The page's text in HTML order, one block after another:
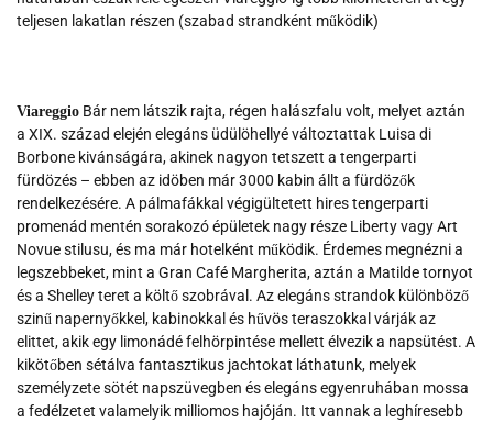
teljesen lakatlan részen (szabad strandként működik)
Viareggio Bár nem látszik rajta, régen halászfalu volt, melyet aztán
a XIX. század elején elegáns üdülöhellyé változtattak Luisa di
Borbone kivánságára, akinek nagyon tetszett a tengerparti
fürdözés – ebben az idöben már 3000 kabin állt a fürdözők
rendelkezésére. A pálmafákkal végigültetett hires tengerparti
promenád mentén sorakozó épületek nagy része Liberty vagy Art
Novue stilusu, és ma már hotelként működik. Érdemes megnézni a
legszebbeket, mint a Gran Café Margherita, aztán a Matilde tornyot
és a Shelley teret a költő szobrával. Az elegáns strandok különböző
szinű napernyőkkel, kabinokkal és hűvös teraszokkal várják az
elittet, akik egy limonádé felhörpintése mellett élvezik a napsütést. A
kikötőben sétálva fantasztikus jachtokat láthatunk, melyek
személyzete sötét napszüvegben és elegáns egyenruhában mossa
a fedélzetet valamelyik milliomos hajóján. Itt vannak a leghíresebb